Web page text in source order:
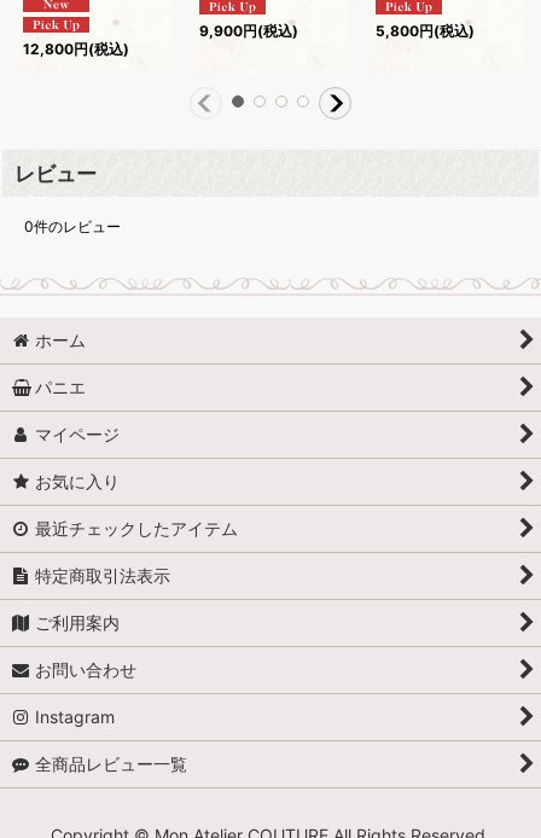
12,800円(税込)
9,900円(税込) 5,800円(税込)
レビュー
0件のレビュー
ホーム
パニエ
マイページ
お気に入り
最近チェックしたアイテム
特定商取引法表示
ご利用案内
お問い合わせ
Instagram
全商品レビュー一覧